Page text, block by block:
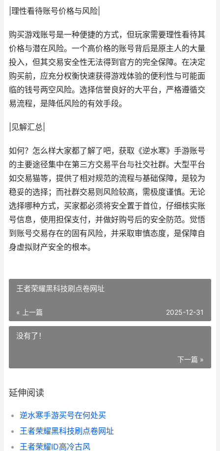
|理性看待账号价格与风险|
购买游戏账号是一种便捷的方式，但玩家需要理性看待其
价格与潜在风险。一个高价格的账号背后是原主人的大量
投入，但其交易安全性无法得到官方的完全保障。在决定
购买前，应充分权衡快速获得游戏体验的便利性与可能面
临的钱号两空风险。选择信誉良好的大平台，严格遵循交
易流程，是降低风险的有效手段。
|见解汇总|
如何？怎么样大家都了解了吧，获取《逆水寒》手游账号
的主要途径集中在第三方交易平台与社交社群。大型平台
如交易猫等，提供了相对规范的流程与基础保障，是较为
稳妥的选择；而社群交易则风险较高，需极度谨慎。无论
选择哪种方式，买家都必须将安全置于首位，仔细核实账
号信息，使用担保支付，并做好购号后的安全防范。觉悟
到账号交易存在的固有风险，并采取审慎态度，是保障自
身虚拟财产安全的根本。
王者荣耀黑科技刷点卷网址
« 上一篇 2025-12-31
没有了！
下一篇 »
延伸阅读
逆水寒手游买号在何处买
王者荣耀黑科技刷点卷网址
王者荣耀ID高冷古风